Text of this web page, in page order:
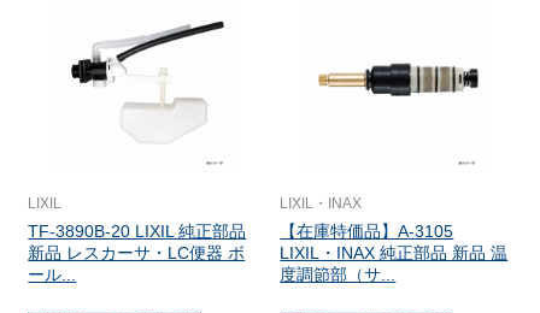
LIXIL
TF-3890B-20 LIXIL 純正部品
新品 レスカーサ・LC便器 ボ
ール...
LIXIL・INAX
【在庫特価品】A-3105
LIXIL・INAX 純正部品 新品 温
度調節部（サ...